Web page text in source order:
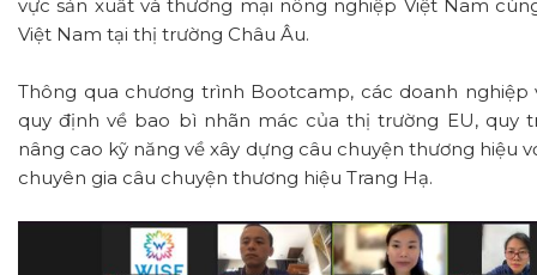
vực sản xuất và thương mại nông nghiệp Việt Nam
Việt Nam tại thị trường Châu Âu.
Thông qua chương trình Bootcamp, các doanh
quy định về bao bì nhãn mác của thị trường EU, quy
nâng cao kỹ năng về xây dựng câu chuyện thương hiệu
chuyên gia câu chuyện thương hiệu Trang Hạ.